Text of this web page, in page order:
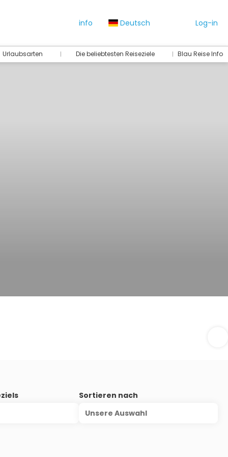
info Deutsch Log-in
Urlaubsarten Die beliebtesten Reiseziele Blau Reise Info
Sortieren nach
Unsere Auswahl